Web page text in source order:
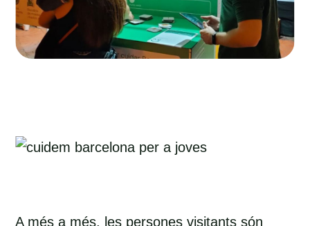
A més a més, les persones visitants són